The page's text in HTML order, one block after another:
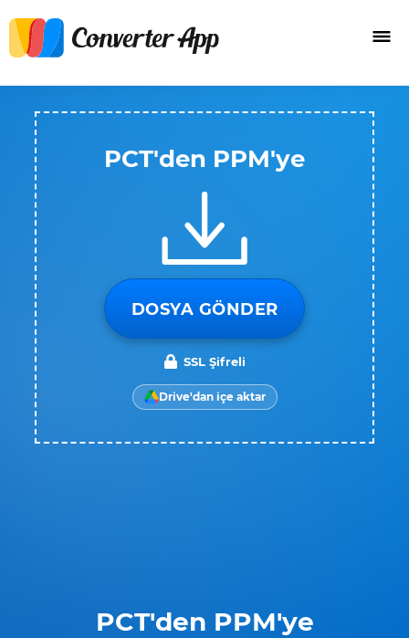
PCT'den PPM'ye
PCT'den PPM'ye
DOSYA GÖNDER
SSL Şifreli
Drive'dan içe aktar